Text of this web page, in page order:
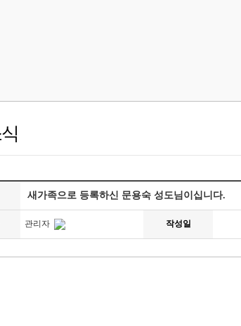
새가족으로 등록하신 문용숙 성도님이십니다.
관리자 작성일